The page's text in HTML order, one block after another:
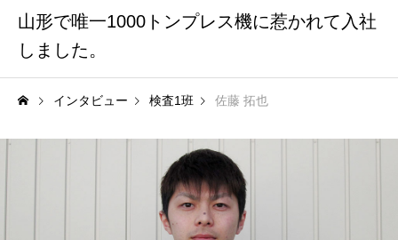
株式会社丸秀ホームページ
トップページ メッセージ 丸秀を知る 仕事を知る
山形で唯一1000トンプレス機に惹かれて入社
しました。
インタビュー 検査1班 佐藤 拓也